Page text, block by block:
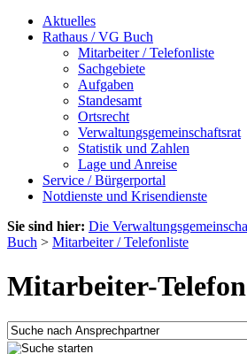
Aktuelles
Rathaus / VG Buch
Mitarbeiter / Telefonliste
Sachgebiete
Aufgaben
Standesamt
Ortsrecht
Verwaltungsgemeinschaftsrat
Statistik und Zahlen
Lage und Anreise
Service / Bürgerportal
Notdienste und Krisendienste
Sie sind hier: Die
Buch > Mitarbeiter / Telefonliste
Mitarbeiter-